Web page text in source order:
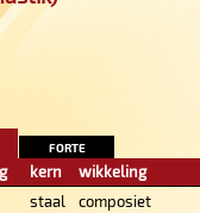
forte
kern wikkeling
staal composiet